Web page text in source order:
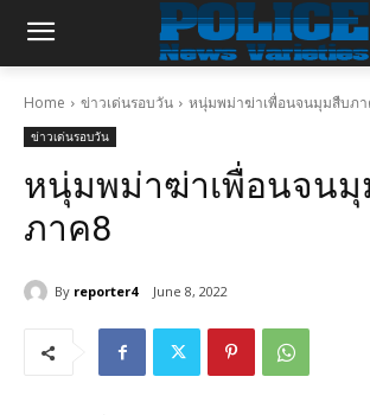
Home ข่าวเด่นรอบวัน หนุ่มพม่าฆ่าเพื่อนจนมุมสืบภ
ข่าวเด่นรอบวัน
หนุ่มพม่าฆ่าเพื่อนจนมุ
ภาค8
By reporter4 June 8, 2022